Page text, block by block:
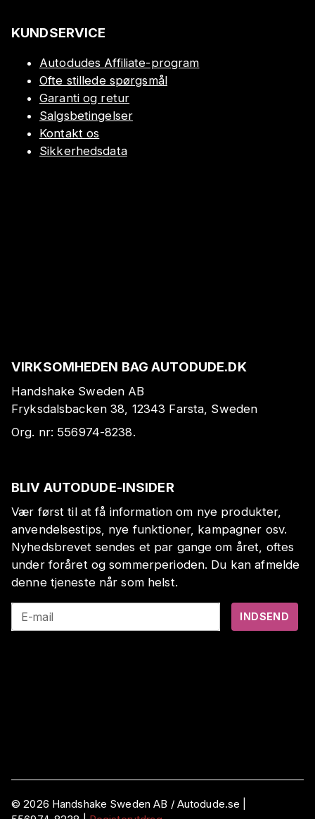
KUNDSERVICE
Autodudes Affiliate-program
Ofte stillede spørgsmål
Garanti og retur
Salgsbetingelser
Kontakt os
Sikkerhedsdata
VIRKSOMHEDEN BAG AUTODUDE.DK
Handshake Sweden AB
Fryksdalsbacken 38, 12343 Farsta, Sweden
Org. nr: 556974-8238.
BLIV AUTODUDE-INSIDER
Vær først til at få information om nye produkter,
anvendelsestips, nye funktioner, kampagner osv.
Nyhedsbrevet sendes et par gange om året, oftes
under foråret og sommerperioden. Du kan afmelde
denne tjeneste når som helst.
E-mail INDSEND
©2026 Handshake Sweden AB / Autodude.se |